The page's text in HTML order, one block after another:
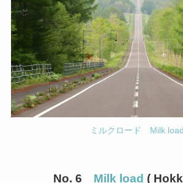
ミルクロード Milk load
No. 6 Milk load (